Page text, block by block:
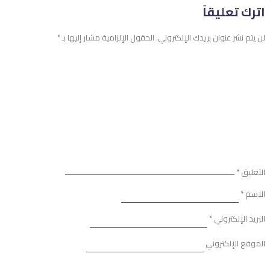
اترك تعليقاً
لن يتم نشر عنوان بريدك الإلكتروني. الحقول الإلزامية مشار إليها بـ*
التعليق*
الاسم*
البريد الإلكتروني*
الموقع الإلكتروني